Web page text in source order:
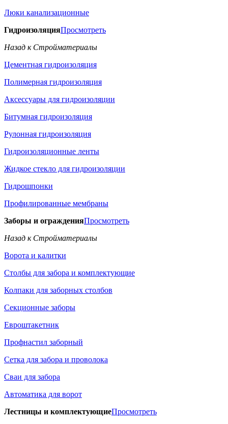
Люки канализационные
ГидроизоляцияПросмотреть
Назад к Стройматериалы
Цементная гидроизоляция
Полимерная гидроизоляция
Аксессуары для гидроизоляции
Битумная гидроизоляция
Рулонная гидроизоляция
Гидроизоляционные ленты
Жидкое стекло для гидроизоляции
Гидрошпонки
Профилированные мембраны
Заборы и огражденияПросмотреть
Назад к Стройматериалы
Ворота и калитки
Столбы для забора и комплектующие
Колпаки для заборных столбов
Секционные заборы
Евроштакетник
Профнастил заборный
Сетка для забора и проволока
Сваи для забора
Автоматика для ворот
Лестницы и комплектующиеПросмотреть